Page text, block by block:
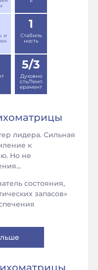
и
1
Стабиль
ность
5/3
Духовно
сть/Темп
ерамент
лидера. Сильная
к
Но не
состояния,
запасов»